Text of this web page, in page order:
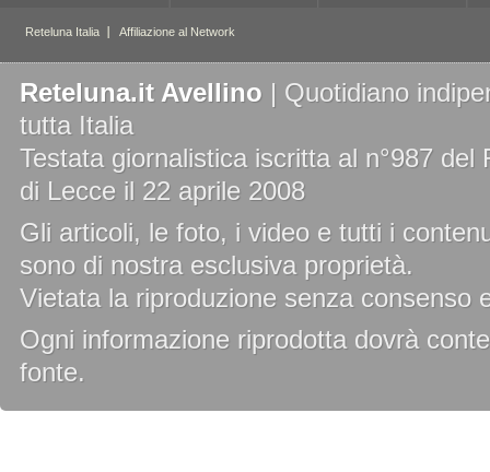
Reteluna.it Avellino | Quotidiano
tutta Italia
Testata giornalistica iscritta al n°987
di Lecce il 22 aprile 2008
Gli articoli, le foto, i video e tutti i
sono di nostra esclusiva proprietà.
Vietata la riproduzione senza consenso
Ogni informazione riprodotta dovrà
fonte.